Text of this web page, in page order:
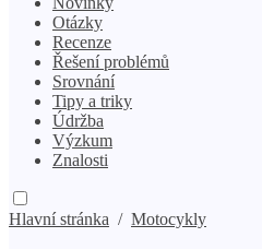
Otázky
Recenze
Řešení problémů
Srovnání
Tipy a triky
Údržba
Výzkum
Znalosti
Hlavní stránka / Motocykly